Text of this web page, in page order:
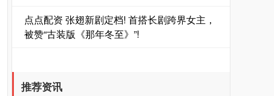
点点配资 张翅新剧定档! 首搭长剧跨界女主，
被赞“古装版《那年冬至》”!
推荐资讯